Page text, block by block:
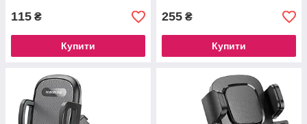
115 ₴
Купити
255 ₴
Купити